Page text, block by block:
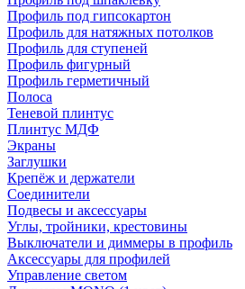
Профиль под гипсокартон
Профиль для натяжных потолков
Профиль для ступеней
Профиль фигурный
Профиль герметичный
Полоса
Теневой плинтус
Плинтус МДФ
Экраны
Заглушки
Крепёж и держатели
Соединители
Подвесы и аксессуары
Углы, тройники, крестовины
Выключатели и диммеры в профиль
Аксессуары для профилей
Управление светом